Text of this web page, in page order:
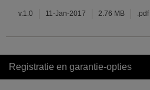
v.1.0 11-Jan-2017 2.76 MB .pdf
Registratie en garantie-opties